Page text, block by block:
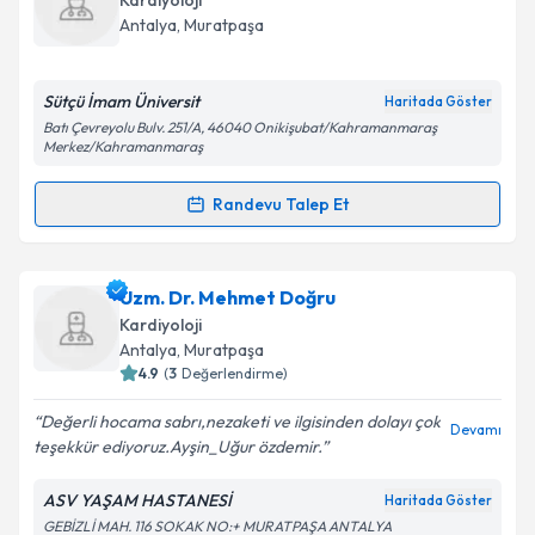
için bir takvim hazırlandığında e-posta ile
bilgilendireceğiz.
E-posta Adresiniz
Kişisel verilerimin işlenmesine ilişkin
Metni'ni okudum ve kişisel verilerimin belirtilen
Takvim Talebini Gönder
Antalya, Muratpaşa
Sütçü İmam Üniversit Haritada Göster
Batı Çevreyolu Bulv. 251/A, 46040 Onikişubat/Kahramanmaraş
Merkez/Kahramanmaraş
Randevu Talep Et
Randevu Takvimi Talebi
Dr. Mehmet Akgüngöriçin randevu takvimi talebi
oluşturun. Size bu uzmandan randevu almanız için bir
takvim hazırlandığında e-posta ile bilgilendireceğiz.
Kişisel verilerimin işlenmesine ilişkin
Aydınlatma
Uzm. Dr. Mehmet Doğru
Kardiyoloji
Antalya, Muratpaşa
4.9 (3 Değerlendirme)
Değerli hocama sabrı,nezaketi ve ilgisinden dolayı çok
teşekkür ediyoruz.Ayşin_Uğur özdemir.
Devamı
ASV YAŞAM HASTANESİ Haritada Göster
GEBİZLİ MAH. 116 SOKAK NO:+ MURATPAŞA ANTALYA